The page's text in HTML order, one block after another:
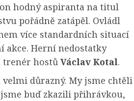
hodný aspiranta na titul
pořádně zatápěl. Ovládl
více standardních situací
akce. Herní nedostatky
trenér hostů Václav Kotal.
důrazný. My jsme chtěli
buď zkazili přihrávkou,